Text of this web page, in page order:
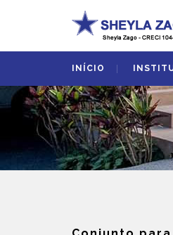
INÍCIO